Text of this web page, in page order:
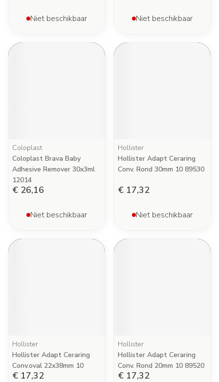
Niet beschikbaar Niet beschikbaar
Coloplast
Coloplast Brava Baby
Adhesive Remover 30x3ml
12014
€ 26,16
Niet beschikbaar
Hollister
Hollister Adapt Ceraring
Conv. Rond 30mm 10 89530
€ 17,32
Niet beschikbaar
Hollister
Hollister Adapt Ceraring
Conv.oval 22x38mm 10
€ 17,32
Hollister
Hollister Adapt Ceraring
Conv. Rond 20mm 10 89520
€ 17,32